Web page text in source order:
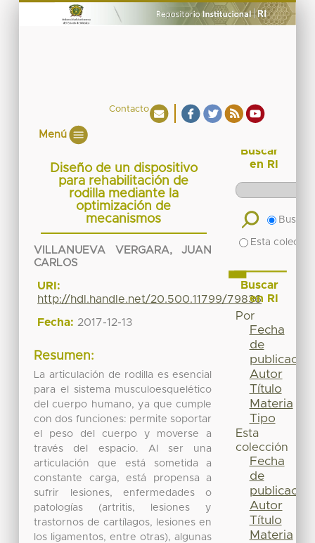
Contacto
Menú
Diseño de un dispositivo
para rehabilitación de
rodilla mediante la
optimización de
mecanismos
VILLANUEVA VERGARA, JUAN
CARLOS
URI:
http://hdl.handle.net/20.500.11799/79836
Fecha: 2017-12-13
Resumen:
La articulación de rodilla es esencial
para el sistema musculoesquelético
del cuerpo humano, ya que cumple
con dos funciones: permite soportar
el peso del cuerpo y moverse a
través del espacio. Al ser una
articulación que está sometida a
constante carga, está propensa a
sufrir lesiones, enfermedades o
patologías (artritis, lesiones y
trastornos de cartílagos, lesiones en
los ligamentos, entre otras), algunas
Buscar
en RI
Buscar
Esta
Buscar
en RI
Por
Fecha
de
publicación
Autor
Título
Materia
Tipo
Esta
colección
Fecha
de
publicación
Autor
Título
Materia